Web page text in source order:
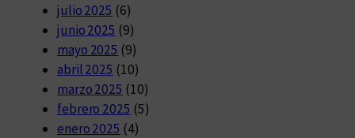
julio 2025 (6)
junio 2025 (9)
mayo 2025 (9)
abril 2025 (10)
marzo 2025 (10)
febrero 2025 (5)
enero 2025 (4)